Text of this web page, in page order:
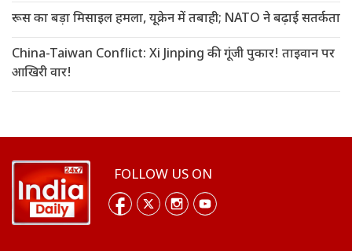
रूस का बड़ा मिसाइल हमला, यूक्रेन में तबाही; NATO ने बढ़ाई सतर्कता
China-Taiwan Conflict: Xi Jinping की गूंजी पुकार! ताइवान पर
आखिरी वार!
FOLLOW US ON